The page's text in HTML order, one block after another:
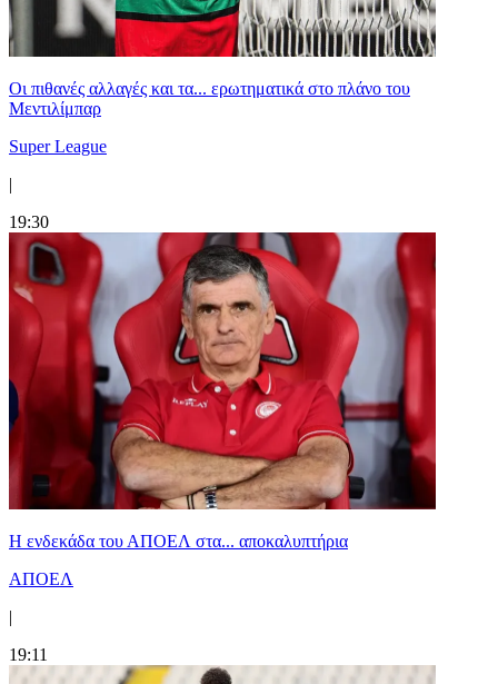
Οι πιθανές αλλαγές και τα... ερωτηματικά στο πλάνο του
Μεντιλίμπαρ
Super League
|
19:30
Η ενδεκάδα του ΑΠΟΕΛ στα... αποκαλυπτήρια
ΑΠΟΕΛ
|
19:11